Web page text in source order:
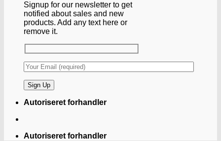
Signup for our newsletter to get
notified about sales and new
products. Add any text here or
remove it.
Autoriseret forhandler
Autoriseret forhandler